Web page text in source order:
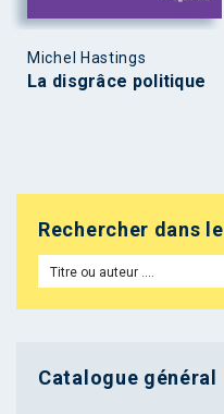
Michel Hastings
La disgrâce politique
Rechercher dans
Catalogue général